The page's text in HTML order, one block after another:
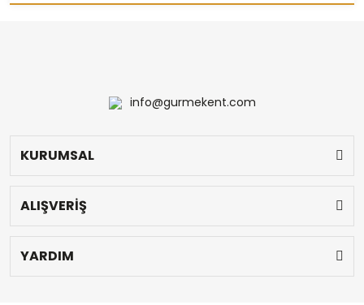
info@gurmekent.com
KURUMSAL
ALIŞVERİŞ
YARDIM